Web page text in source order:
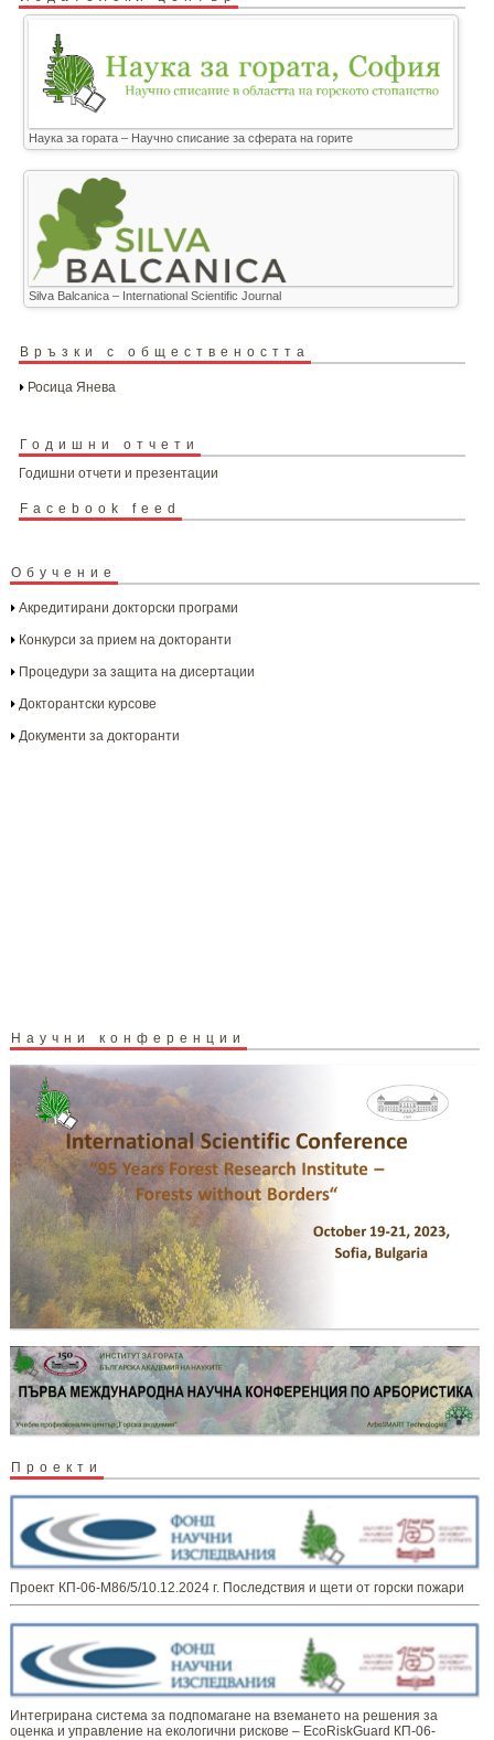
Наука за гората – Научно списание за сферата на горите
Silva Balcanica – International Scientific Journal
Връзки с обществеността
Росица Янева
Годишни отчети
Годишни отчети и презентации
Facebook feed
Обучение
Акредитирани докторски програми
Конкурси за прием на докторанти
Процедури за защита на дисертации
Докторантски курсове
Документи за докторанти
Научни конференции
Проекти
Проект КП-06-М86/5/10.12.2024 г. Последствия и щети от горски пожари
Интегрирана система за подпомагане на вземането на решения за
оценка и управление на екологични рискове – EcoRiskGuard КП-06-